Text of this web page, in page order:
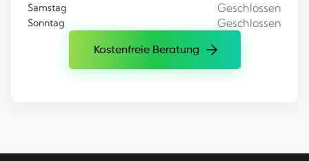
Samstag Geschlossen
Sonntag Geschlossen
Kostenfreie Beratung